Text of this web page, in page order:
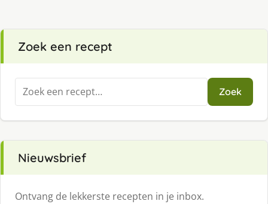
Zoek een recept
Zoeken
naar:
Zoek
Nieuwsbrief
Ontvang de lekkerste recepten in je inbox.